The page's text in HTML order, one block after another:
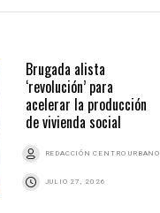
Brugada alista
‘revolución’ para
acelerar la producción
de vivienda social
REDACCIÓN CENTRO URBANO
JULIO 27, 2026